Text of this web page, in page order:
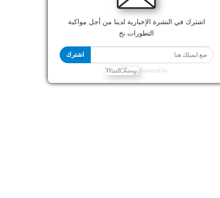
اشترك في النشرة الإخبارية لدينا من أجل مواكبة
التطورات.نخ
اشترك
Powered by